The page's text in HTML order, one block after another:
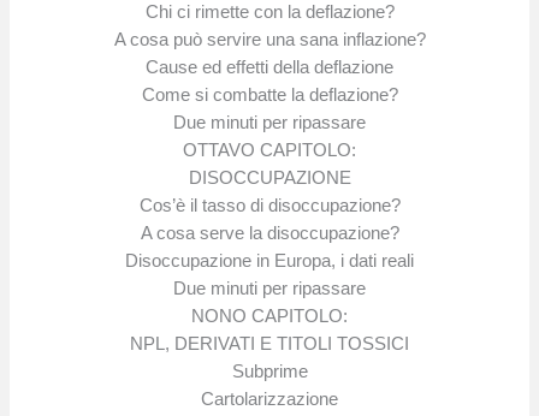
Chi ci rimette con la deflazione?
A cosa può servire una sana inflazione?
Cause ed effetti della deflazione
Come si combatte la deflazione?
Due minuti per ripassare
OTTAVO CAPITOLO:
DISOCCUPAZIONE
Cos’è il tasso di disoccupazione?
A cosa serve la disoccupazione?
Disoccupazione in Europa, i dati reali
Due minuti per ripassare
NONO CAPITOLO:
NPL, DERIVATI E TITOLI TOSSICI
Subprime
Cartolarizzazione